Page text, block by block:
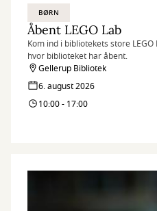
BØRN
Åbent LEGO Lab
Kom ind i bibliotekets store
hvor biblioteket har åbent.
Gellerup Bibliotek
6. august 2026
10:00 - 17:00